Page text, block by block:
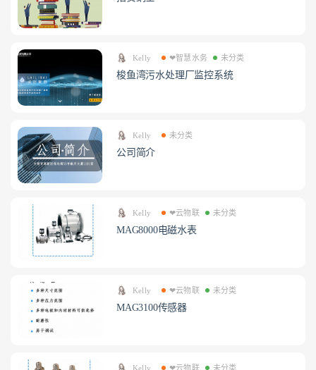
Kelly ❤智慧水务 未分类
梭鱼湾污水处理厂监控系统
Kelly 未分类
公司简介
Kelly ❤云物联 未分类
MAG8000电磁水表
Kelly ❤云物联 未分类
MAG3100传感器
Kelly ❤云物联 未分类